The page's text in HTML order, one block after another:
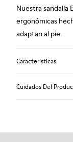
Nuestra sandalia
ergonómicas
adaptan al pie.
Características
Cuidados Del
Nuestros